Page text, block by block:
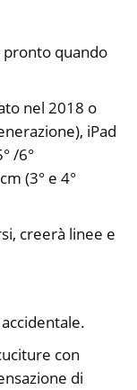
quando
nel 2018 o
iPad
/6°
(3° e 4°
creerà linee e
con
di